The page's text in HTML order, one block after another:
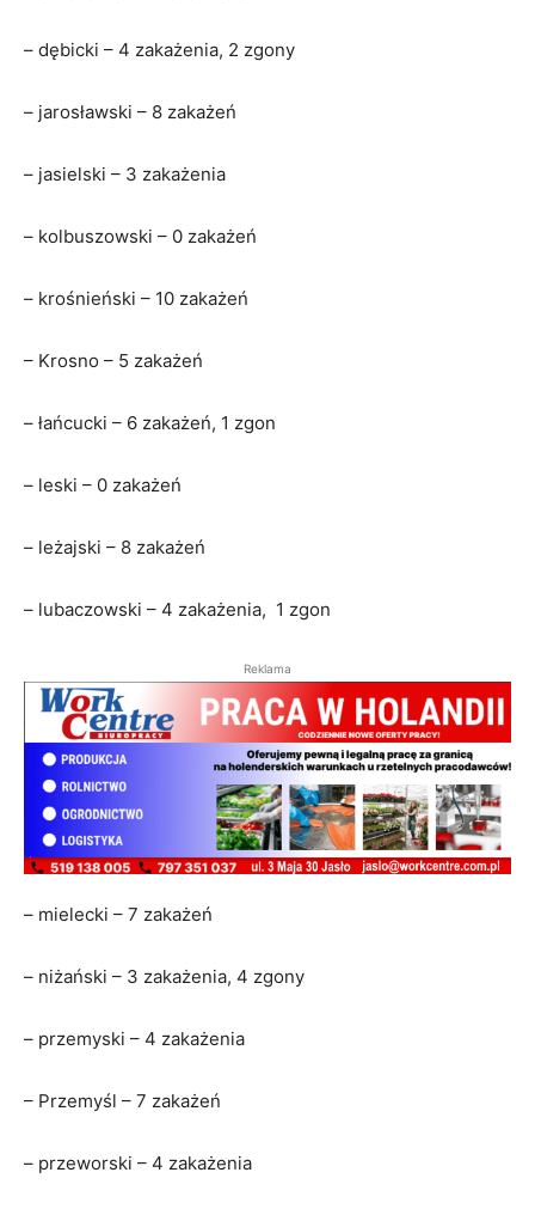
– dębicki – 4 zakażenia, 2 zgony
– jarosławski – 8 zakażeń
– jasielski – 3 zakażenia
– kolbuszowski – 0 zakażeń
– krośnieński – 10 zakażeń
– Krosno – 5 zakażeń
– łańcucki – 6 zakażeń, 1 zgon
– leski – 0 zakażeń
– leżajski – 8 zakażeń
– lubaczowski – 4 zakażenia, 1 zgon
Reklama
– mielecki – 7 zakażeń
– niżański – 3 zakażenia, 4 zgony
– przemyski – 4 zakażenia
– Przemyśl – 7 zakażeń
– przeworski – 4 zakażenia